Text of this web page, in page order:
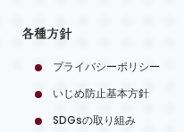
各種方針
プライバシーポリシー
いじめ防止基本方針
SDGsの取り組み